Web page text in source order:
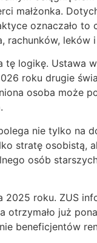
małżonka.
oznaczało
rachunków,
tę logikę. Ustawa
roku drugie
osoba może
nie tylko na
stratę osobistą,
osób
2025 roku. ZUS
otrzymało już
beneficjentów